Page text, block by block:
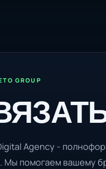
GROUP
Agency -
Мы помогаем вашему